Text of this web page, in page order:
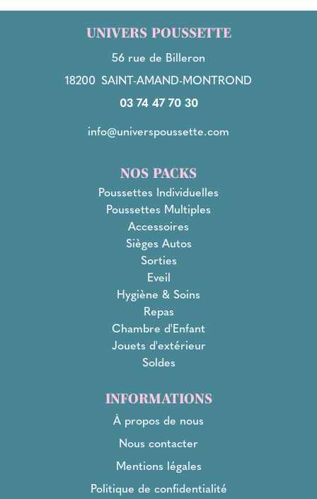
UNIVERS POUSSETTE
56 rue de Billeron
18200 SAINT-AMAND-MONTROND
03 74 47 70 30
info@universpoussette.com
NOS PACKS
Poussettes Individuelles
Poussettes Multiples
Accessoires
Sièges Autos
Sorties
Eveil
Hygiène & Soins
Repas
Chambre d'Enfant
Jouets d'extérieur
Soldes
INFORMATIONS
À propos de nous
Nous contacter
Mentions légales
Politique de confidentialité